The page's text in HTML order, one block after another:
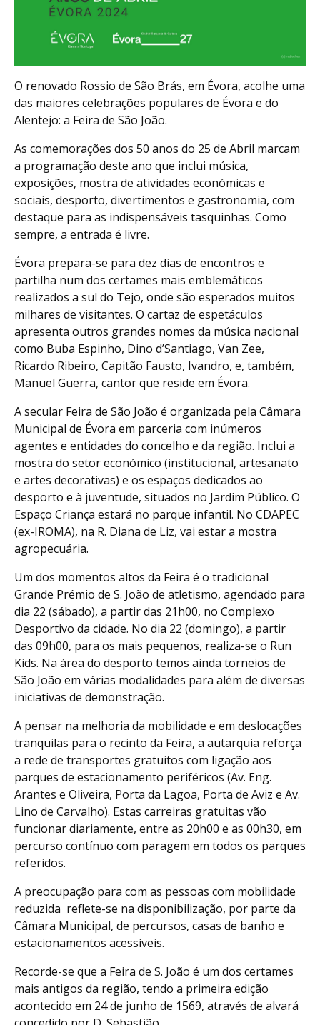
O renovado Rossio de São Brás, em Évora, acolhe uma
das maiores celebrações populares de Évora e do
Alentejo: a Feira de São João.
As comemorações dos 50 anos do 25 de Abril marcam
a programação deste ano que inclui música,
exposições, mostra de atividades económicas e
sociais, desporto, divertimentos e gastronomia, com
destaque para as indispensáveis tasquinhas. Como
sempre, a entrada é livre.
Évora prepara-se para dez dias de encontros e
partilha num dos certames mais emblemáticos
realizados a sul do Tejo, onde são esperados muitos
milhares de visitantes. O cartaz de espetáculos
apresenta outros grandes nomes da música nacional
como Buba Espinho, Dino d’Santiago, Van Zee,
Ricardo Ribeiro, Capitão Fausto, Ivandro, e, também,
Manuel Guerra, cantor que reside em Évora.
A secular Feira de São João é organizada pela Câmara
Municipal de Évora em parceria com inúmeros
agentes e entidades do concelho e da região. Inclui a
mostra do setor económico (institucional, artesanato
e artes decorativas) e os espaços dedicados ao
desporto e à juventude, situados no Jardim Público. O
Espaço Criança estará no parque infantil. No CDAPEC
(ex-IROMA), na R. Diana de Liz, vai estar a mostra
agropecuária.
Um dos momentos altos da Feira é o tradicional
Grande Prémio de S. João de atletismo, agendado para
dia 22 (sábado), a partir das 21h00, no Complexo
Desportivo da cidade. No dia 22 (domingo), a partir
das 09h00, para os mais pequenos, realiza-se o Run
Kids. Na área do desporto temos ainda torneios de
São João em várias modalidades para além de diversas
iniciativas de demonstração.
A pensar na melhoria da mobilidade e em deslocações
tranquilas para o recinto da Feira, a autarquia reforça
a rede de transportes gratuitos com ligação aos
parques de estacionamento periféricos (Av. Eng.
Arantes e Oliveira, Porta da Lagoa, Porta de Aviz e Av.
Lino de Carvalho). Estas carreiras gratuitas vão
funcionar diariamente, entre as 20h00 e as 00h30, em
percurso contínuo com paragem em todos os parques
referidos.
A preocupação para com as pessoas com mobilidade
reduzida reflete-se na disponibilização, por parte da
Câmara Municipal, de percursos, casas de banho e
estacionamentos acessíveis.
Recorde-se que a Feira de S. João é um dos certames
mais antigos da região, tendo a primeira edição
acontecido em 24 de junho de 1569, através de alvará